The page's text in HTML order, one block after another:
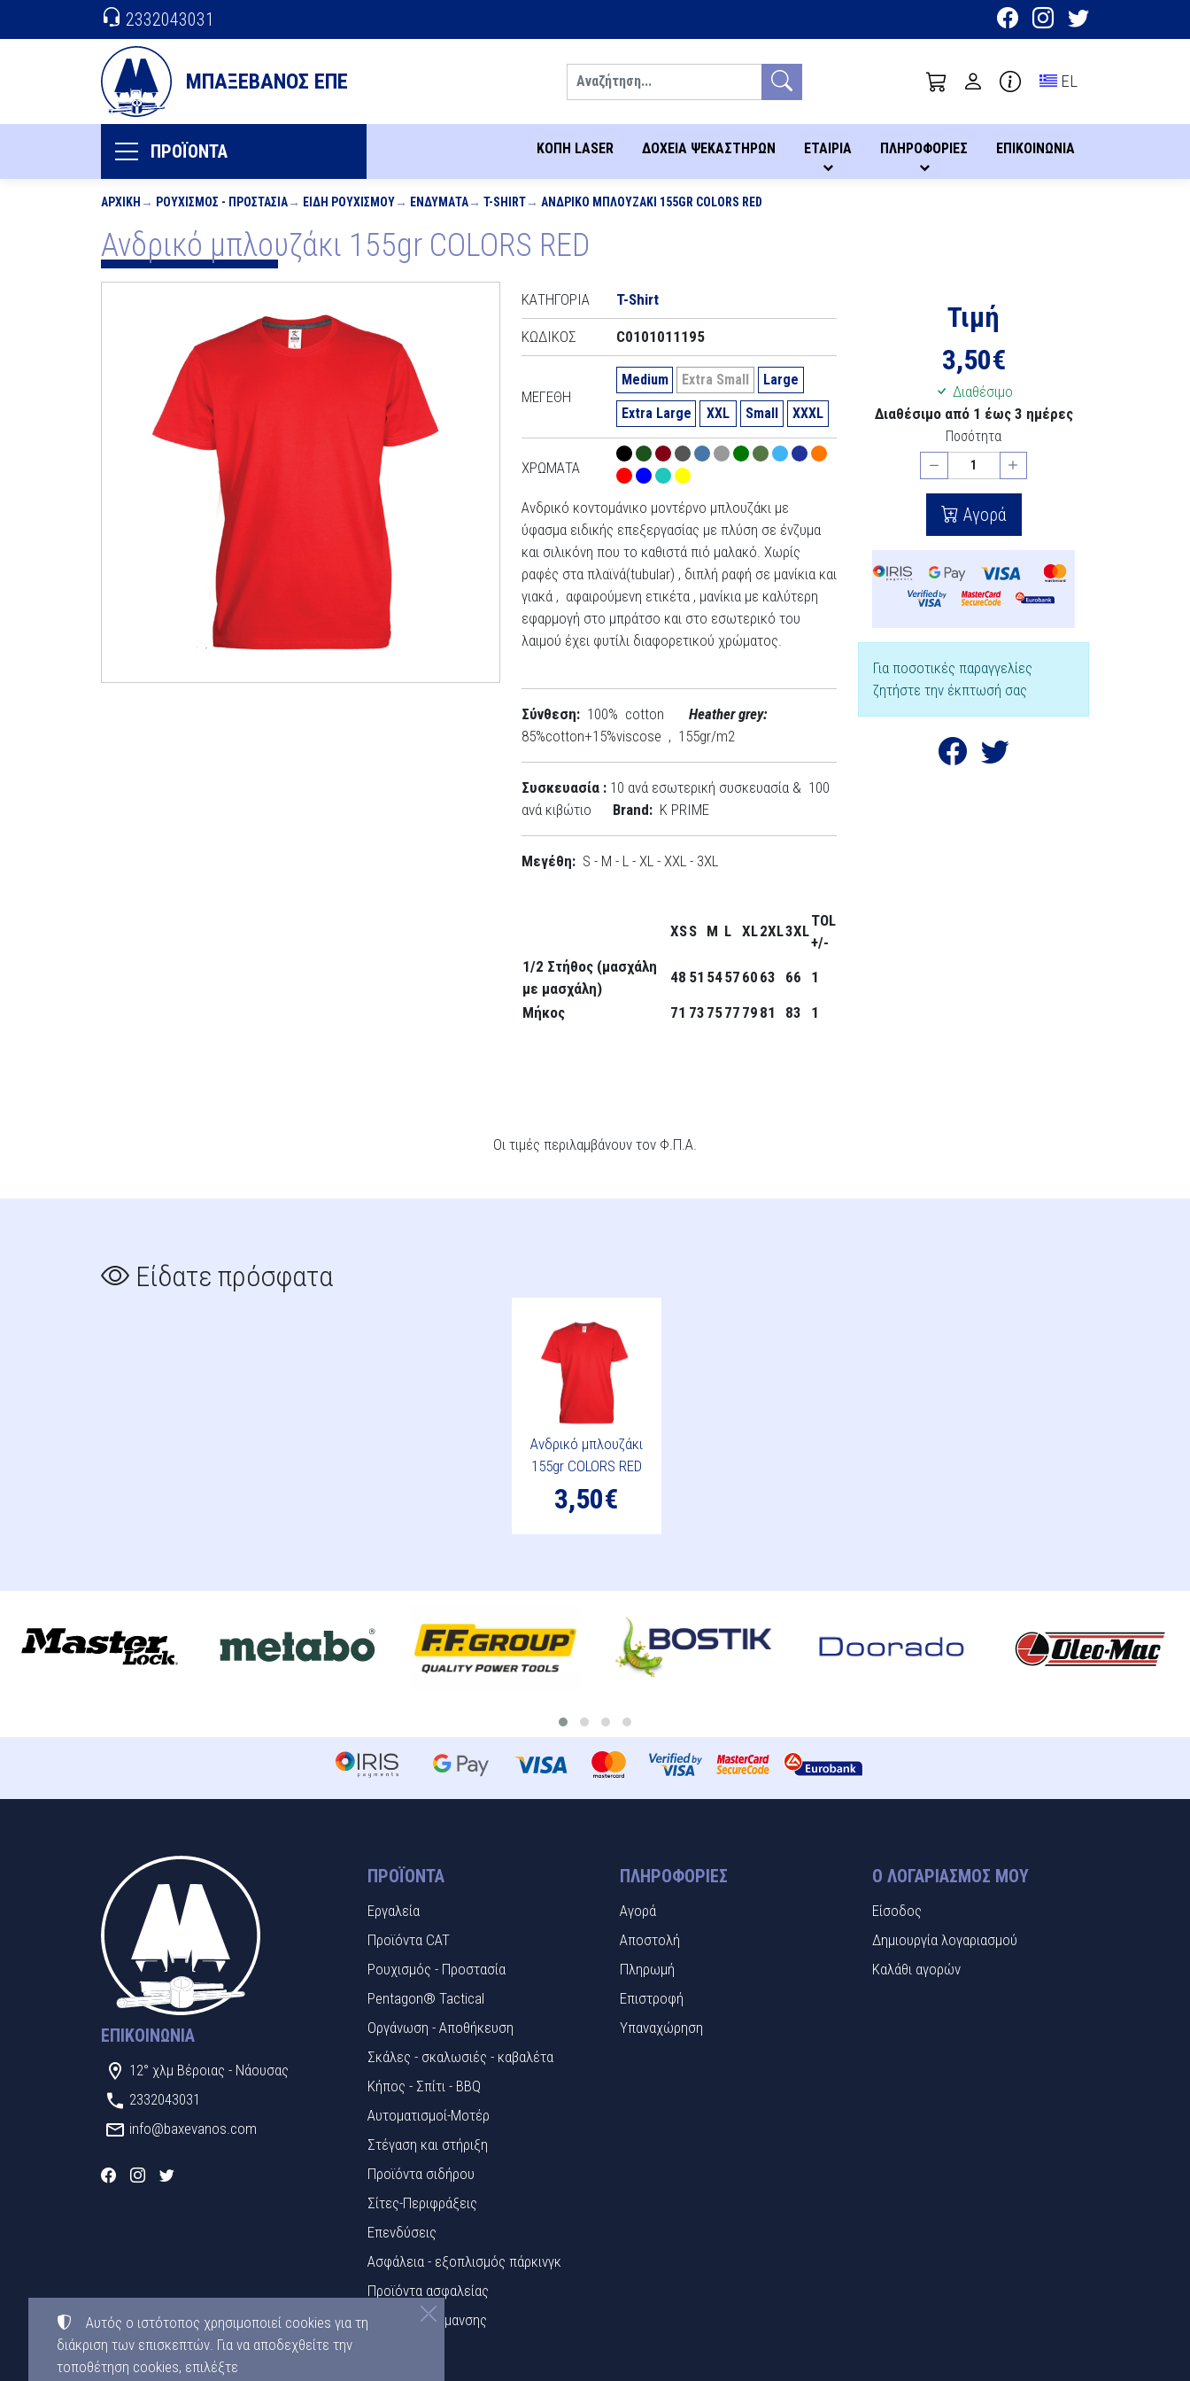
ΜΠΑΞΕΒΑΝΟΣ ΕΠΕ Toggle language
EL
2332043031
ΠΡΟΪΟΝΤΑ ΚΟΠΗ LASER ΔΟΧΕΙΑ ΨΕΚΑΣΤΗΡΩΝ ΕΤΑΙΡΙΑ ΠΛΗΡΟΦΟΡΙΕΣ ΕΠΙΚΟΙΝΩΝΙΑ
ΑΡΧΙΚΉ ΡΟΥΧΙΣΜΌΣ - ΠΡΟΣΤΑΣΊΑ ΕΊΔΗ ΡΟΥΧΙΣΜΟΎ ΕΝΔΎΜΑΤΑ T-SHIRT ΑΝΔΡΙΚΌ ΜΠΛΟΥΖΆΚΙ 155GR COLORS RED
Ανδρικό μπλουζάκι 155gr COLORS RED
ΚΑΤΗΓΟΡΊΑ T-Shirt
ΚΩΔΙΚΌΣ C0101011195
ΜΕΓΈΘΗ
Medium Extra Small
Large
Extra Large
XXL Small XXXL
ΧΡΏΜΑΤΑ
Ανδρικό κοντομάνικο μοντέρνο μπλουζάκι με
ύφασμα ειδικής επεξεργασίας με πλύση σε ένζυμα
και σιλικόνη που το καθιστά πιό μαλακό. Χωρίς
ραφές στα πλαϊνά(tubular) , διπλή ραφή σε μανίκια και
γιακά , αφαιρούμενη ετικέτα , μανίκια με καλύτερη
εφαρμογή στο μπράτσο και στο εσωτερικό του
λαιμού έχει φυτίλι διαφορετικού χρώματος.
Σύνθεση: 100% cotton Heather grey:
85%cotton+15%viscose , 155gr/m2
Συσκευασία : 10 ανά εσωτερική συσκευασία & 100
ανά κιβώτιο Brand: K PRIME
Μεγέθη: S - M - L - XL - XXL - 3XL
XSS M L XL2XL3XL
TOL
+/-
1/2 Στήθος (μασχάλη
με μασχάλη)
48 51 5457 60 63 66
1
Μήκος
71 73 7577 79 81 83 1
Τιμή
3,50€
Διαθέσιμο
Διαθέσιμο από 1 έως 3 ημέρες
Ποσότητα
Αγορά
Για ποσοτικές παραγγελίες
ζητήστε την έκπτωσή σας
Οι τιμές περιλαμβάνουν τον Φ.Π.Α.
Είδατε πρόσφατα
Ανδρικό μπλουζάκι
155gr COLORS RED
3,50€
ΕΠΙΚΟΙΝΩΝΊΑ
12° χλμ Βέροιας - Νάουσας
2332043031
info@baxevanos.com
ΠΡΟΪΌΝΤΑ
Εργαλεία
Προϊόντα CAT
Ρουχισμός - Προστασία
Pentagon® Tactical
Οργάνωση - Αποθήκευση
Σκάλες - σκαλωσιές - καβαλέτα
Κήπος - Σπίτι - BBQ
Αυτοματισμοί-Μοτέρ
Στέγαση και στήριξη
Προϊόντα σιδήρου
Σίτες-Περιφράξεις
Επενδύσεις
Ασφάλεια - εξοπλισμός πάρκινγκ
Προϊόντα ασφαλείας
Πινακίδες Σήμανσης
ΠΛΗΡΟΦΟΡΊΕΣ
Αγορά
Αποστολή
Πληρωμή
Επιστροφή
Υπαναχώρηση
Ο ΛΟΓΑΡΙΑΣΜΌΣ ΜΟΥ
Είσοδος
Δημιουργία λογαριασμού
Καλάθι αγορών
Αυτός ο ιστότοπος χρησιμοποιεί cookies για τη
διάκριση των επισκεπτών. Για να αποδεχθείτε την
τοποθέτηση cookies, επιλέξτε